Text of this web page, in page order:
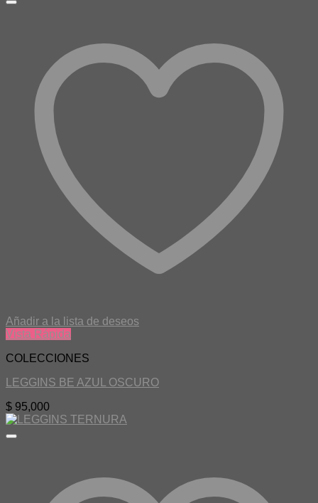
Añadir a la lista de deseos
Vista Rápida
COLECCIONES
LEGGINS BE AZUL OSCURO
$ 95,000